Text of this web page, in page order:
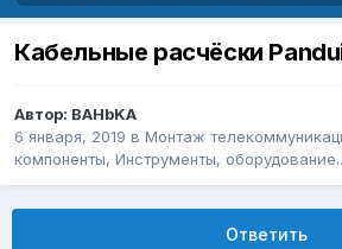
Кабельные расчёски
Автор: BAHbKA
6 января, 2019 в Монтаж
компоненты, Инструменты,
Ответить